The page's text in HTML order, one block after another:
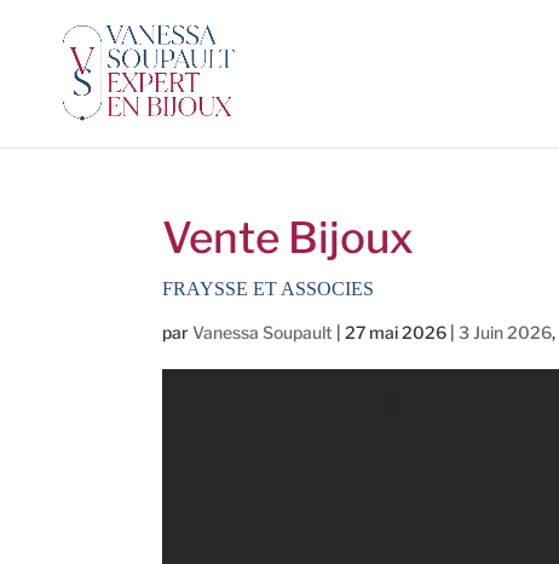
Vente Bijoux
FRAYSSE ET ASSOCIES
parVanessa Soupault |27 mai 2026 |3 Juin 2026,